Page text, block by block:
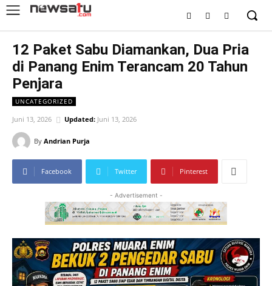
12 Paket Sabu Diamankan, Dua Pria
di Panang Enim Terancam 20 Tahun
Penjara
UNCATEGORIZED
Juni 13, 2026 Updated: Juni 13, 2026
By Andrian Purja
Facebook Twitter Pinterest
- Advertisement -